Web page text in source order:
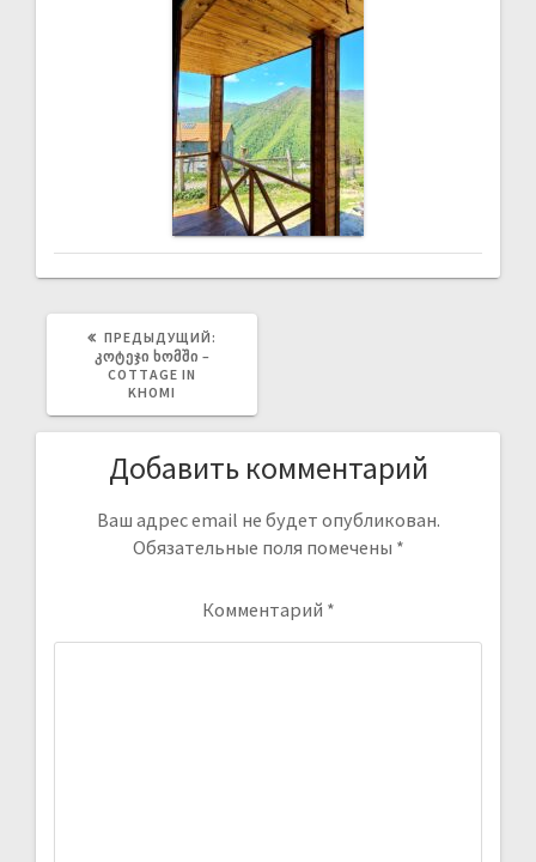
ПРЕДЫДУЩИЙ:
ᲙᲝᲢᲔᲯᲘ ᲮᲝᲛᲨᲘ –
COTTAGE IN
KHOMI
Добавить комментарий
Ваш адрес email не будет опубликован.
Обязательные поля помечены *
Комментарий *